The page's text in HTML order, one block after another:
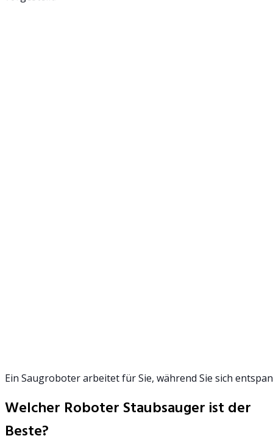
Ein Saugroboter arbeitet für Sie, während Sie sich
Welcher Roboter Staubsauger ist der
Beste?